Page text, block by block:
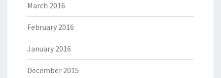
March 2016
February 2016
January 2016
December 2015